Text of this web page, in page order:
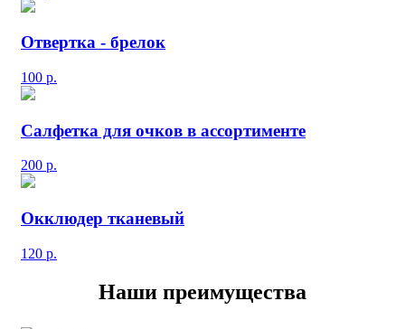
Отвертка - брелок
100 р.
Салфетка для очков в ассортименте
200 р.
Окклюдер тканевый
120 р.
Наши преимущества